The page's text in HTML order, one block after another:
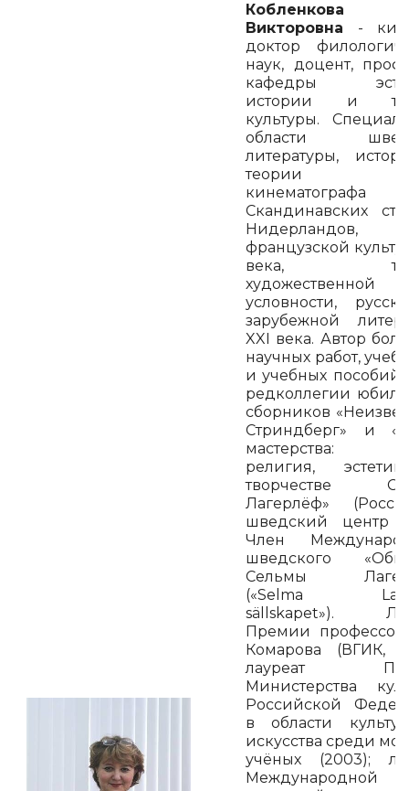
Кобленкова
Викторовна -
доктор
наук, доцент,
кафедры
истории и
культуры.
области
литературы,
теории
кинематографа
Скандинавских
Нидерландов,
французской
века,
художественной
условности,
зарубежной
XXI века. Автор
научных работ,
и учебных пособий.
редколлегии
сборников
Стриндберг» и
мастерства:
религия,
творчестве
Лагерлёф»
шведский центр
Член
шведского
Сельмы
(«Selma
sällskapet»).
Премии
Комарова (ВГИК,
лауреат
Министерства
Российской
в области
искусства среди
учёных (2003);
Международной